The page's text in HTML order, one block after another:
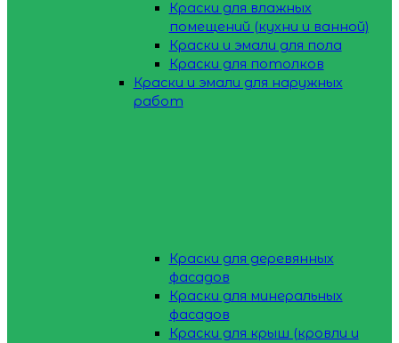
Краски для влажных
помещений (кухни и ванной)
Краски и эмали для пола
Краски для потолков
Краски и эмали для наружных
работ
Краски для деревянных
фасадов
Краски для минеральных
фасадов
Краски для крыш (кровли и